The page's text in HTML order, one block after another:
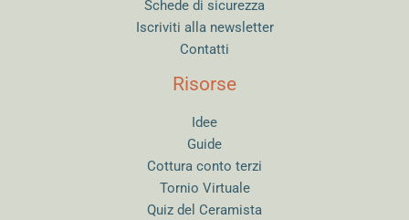
Schede di sicurezza
Iscriviti alla newsletter
Contatti
Risorse
Idee
Guide
Cottura conto terzi
Tornio Virtuale
Quiz del Ceramista